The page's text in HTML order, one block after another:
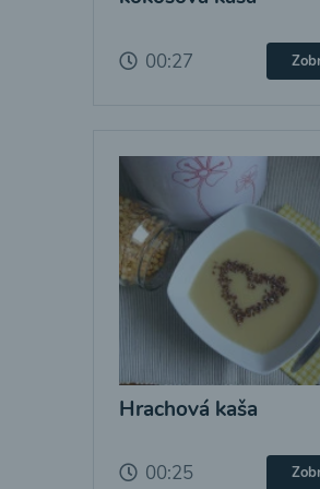
00:27
Hrachová kaša
00:25